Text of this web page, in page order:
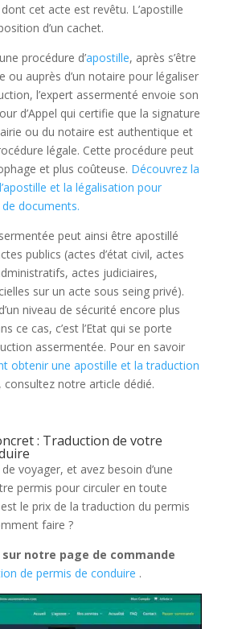
cet acte est revêtu. L’apostille
d’un cachet.
procédure d’apostille, après s’être
ou auprès d’un notaire pour légaliser
l’expert assermenté envoie son
d’Appel qui certifie que la signature
ou du notaire est authentique et
légale. Cette procédure peut
et plus coûteuse. Découvrez la
et la légalisation pour
documents.
peut ainsi être apostillé
publics (actes d’état civil, actes
actes judiciaires,
sur un acte sous seing privé).
niveau de sécurité encore plus
ce cas, c’est l’Etat qui se porte
assermentée. Pour en savoir
obtenir une apostille et la traduction
, consultez notre article dédié.
: Traduction de votre
voyager, et avez besoin d’une
permis pour circuler en toute
le prix de la traduction du permis
faire ?
sur notre page de commande
de permis de conduire .